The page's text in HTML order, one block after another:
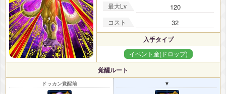
最大Lv 120
コスト 32
入手タイプ
イベント産(ドロップ)
覚醒ルート
ドッカン覚醒前 ▼